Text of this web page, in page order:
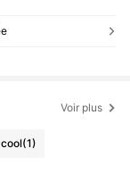
Voir plus
(1)